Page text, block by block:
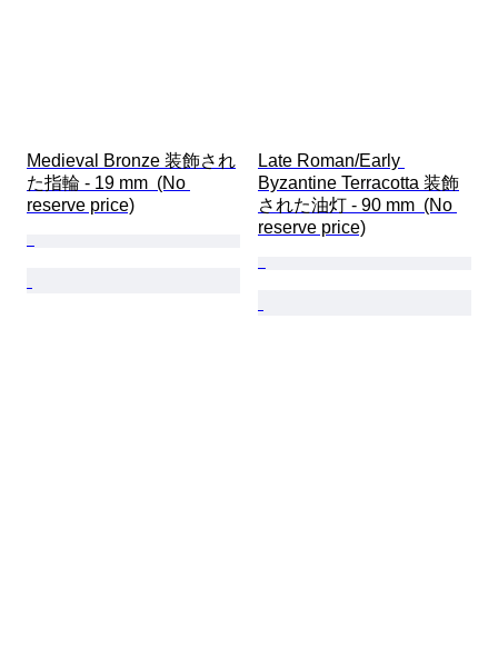
Medieval Bronze 装飾され
た指輪 - 19 mm  (No
reserve price)
Late Roman/Early
Byzantine Terracotta 装飾
された油灯 - 90 mm  (No
reserve price)